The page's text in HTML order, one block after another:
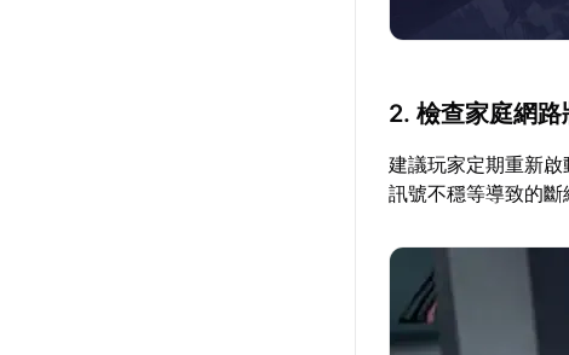
2. 檢查家庭網路
建議玩家定期重新
訊號不穩等導致的斷